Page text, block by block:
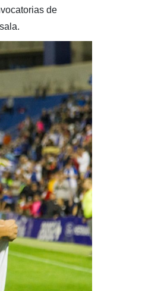
de